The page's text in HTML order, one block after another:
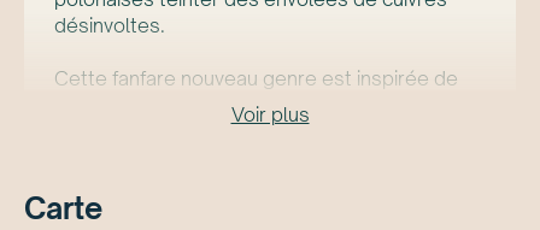
désinvoltes.
Cette fanfare nouveau genre est inspirée de
celles de la Nouvelle-Orléans et de ses
cultures riches et diversifiées, telles que
Entre chaque envolée des cuivres, on ressent
Voir plus
Carte